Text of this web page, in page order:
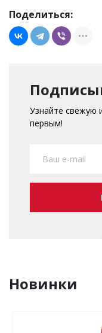
Поделиться:
Узнайте свежую
первым!
Новинки